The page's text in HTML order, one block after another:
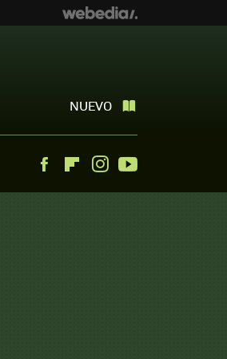
NUEVO
FacebookFlipboardInstagram